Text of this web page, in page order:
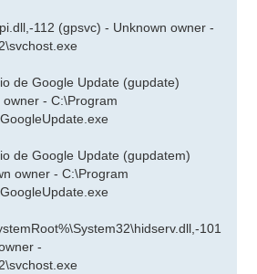
112 (gpsvc) - Unknown owner -
de Google Update (gupdate)
- C:\Program
de Google Update (gupdatem)
owner - C:\Program
101
-